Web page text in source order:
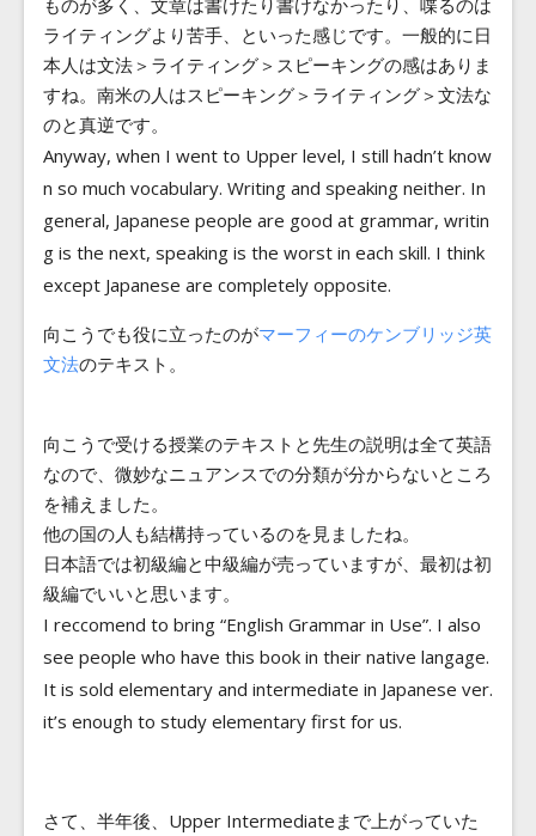
ライティングより苦手、といった感じです。一般的に日
本人は文法＞ライティング＞スピーキングの感はありま
すね。南米の人はスピーキング＞ライティング＞文法な
のと真逆です。
Anyway, when I went to Upper level, I still hadn’t know
n so much vocabulary. Writing and speaking neither. In
general, Japanese people are good at grammar, writin
g is the next, speaking is the worst in each skill. I think
except Japanese are completely opposite.
向こうでも役に立ったのがマーフィーのケンブリッジ英
文法のテキスト。
向こうで受ける授業のテキストと先生の説明は全て英語
なので、微妙なニュアンスでの分類が分からないところ
を補えました。
他の国の人も結構持っているのを見ましたね。
日本語では初級編と中級編が売っていますが、最初は初
級編でいいと思います。
I reccomend to bring “English Grammar in Use”. I also
see people who have this book in their native langage.
It is sold elementary and intermediate in Japanese ver.
it’s enough to study elementary first for us.
さて、半年後、Upper Intermediateまで上がっていた